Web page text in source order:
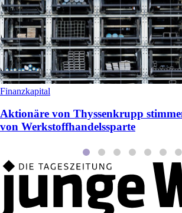
Finanzkapital
Aktionäre von Thyssenkrupp
von Werkstoffhandelssparte